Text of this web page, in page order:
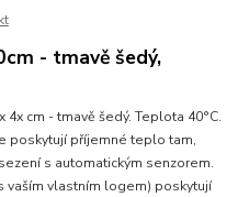
- tmavě šedý,
4x cm - tmavě šedý. Teplota 40°C.
poskytují příjemné teplo tam,
s automatickým senzorem.
vlastním logem) poskytují